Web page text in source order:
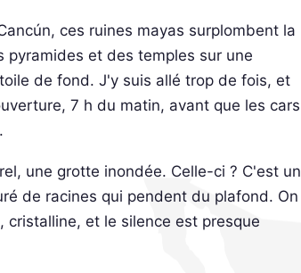
ces ruines mayas surplombent la
et des temples sur une
de fond. J'y suis allé trop de fois, et
7 h du matin, avant que les cars
une grotte inondée. Celle-ci ? C'est un
de racines qui pendent du plafond. On
et le silence est presque